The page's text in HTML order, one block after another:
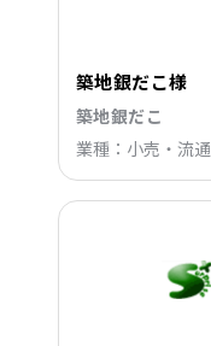
築地銀だこ様
築地銀だこ
業種：小売・流通